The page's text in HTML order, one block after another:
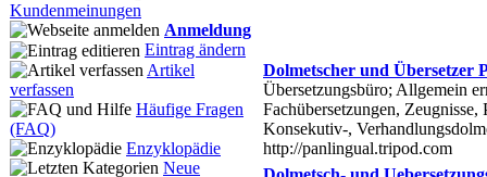
Kundenmeinungen
Anmeldung
Eintrag ändern
Artikel
verfassen
Häufige Fragen
(FAQ)
Enzyklopädie
Neue
Dolmetscher und Übersetzer
Übersetzungsbüro; Allgemein
Fachübersetzungen,
Konsekutiv-,
http://panlingual.tripod.com